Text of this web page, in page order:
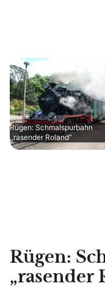
Rügen: Schmalspurbahn
,,rasender Roland“
Rügen:
„rasender